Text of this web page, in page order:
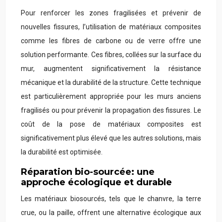
Pour renforcer les zones fragilisées et prévenir de
nouvelles fissures, l’utilisation de matériaux composites
comme les fibres de carbone ou de verre offre une
solution performante. Ces fibres, collées sur la surface du
mur, augmentent significativement la résistance
mécanique et la durabilité de la structure. Cette technique
est particulièrement appropriée pour les murs anciens
fragilisés ou pour prévenir la propagation des fissures. Le
coût de la pose de matériaux composites est
significativement plus élevé que les autres solutions, mais
la durabilité est optimisée.
Réparation bio-sourcée: une
approche écologique et durable
Les matériaux biosourcés, tels que le chanvre, la terre
crue, ou la paille, offrent une alternative écologique aux